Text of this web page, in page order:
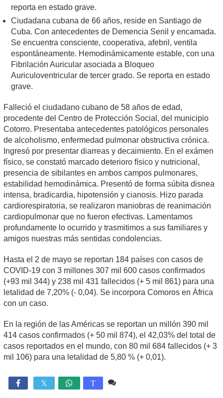
reporta en estado grave.
Ciudadana cubana de 66 años, reside en Santiago de
Cuba. Con antecedentes de Demencia Senil y encamada.
Se encuentra consciente, cooperativa, afebril, ventila
espontáneamente. Hemodinámicamente estable, con una
Fibrilación Auricular asociada a Bloqueo
Auriculoventricular de tercer grado. Se reporta en estado
grave.
Falleció el ciudadano cubano de 58 años de edad,
procedente del Centro de Protección Social, del municipio
Cotorro. Presentaba antecedentes patológicos personales
de alcoholismo, enfermedad pulmonar obstructiva crónica.
Ingresó por presentar diarreas y decaimiento. En el exámen
físico, se constató marcado deterioro físico y nutricional,
presencia de sibilantes en ambos campos pulmonares,
estabilidad hemodinámica. Presentó de forma súbita disnea
intensa, bradicardia, hipotensión y cianosis. Hizo parada
cardiorespiratoria, se realizaron maniobras de reanimación
cardiopulmonar que no fueron efectivas. Lamentamos
profundamente lo ocurrido y trasmitimos a sus familiares y
amigos nuestras más sentidas condolencias.
Hasta el 2 de mayo se reportan 184 países con casos de
COVID-19 con 3 millones 307 mil 600 casos confirmados
(+93 mil 344) y 238 mil 431 fallecidos (+ 5 mil 861) para una
letalidad de 7,20% (- 0,04). Se incorpora Comoros en África
con un caso.
En la región de las Américas se reportan un millón 390 mil
414 casos confirmados (+ 50 mil 874), el 42,03% del total de
casos reportados en el mundo, con 80 mil 684 fallecidos (+ 3
mil 106) para una letalidad de 5,80 % (+ 0,01).
 T